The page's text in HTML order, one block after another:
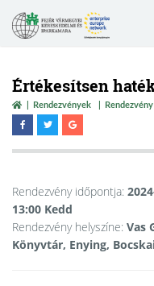
Értékesítsen
Rendezvények Rendezvény
Rendezvény időpontja:
13:00 Kedd
Rendezvény helyszíne: Vas
Könyvtár, Enying,